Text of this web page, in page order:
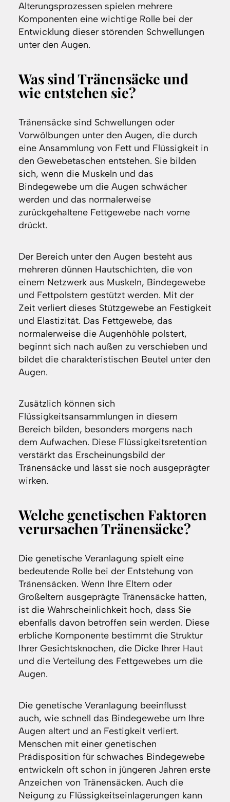
Alterungsprozessen spielen mehrere
Komponenten eine wichtige Rolle bei der
Entwicklung dieser störenden Schwellungen
unter den Augen.
Was sind Tränensäcke und
wie entstehen sie?
Tränensäcke sind Schwellungen oder
Vorwölbungen unter den Augen, die durch
eine Ansammlung von Fett und Flüssigkeit in
den Gewebetaschen entstehen. Sie bilden
sich, wenn die Muskeln und das
Bindegewebe um die Augen schwächer
werden und das normalerweise
zurückgehaltene Fettgewebe nach vorne
drückt.
Der Bereich unter den Augen besteht aus
mehreren dünnen Hautschichten, die von
einem Netzwerk aus Muskeln, Bindegewebe
und Fettpolstern gestützt werden. Mit der
Zeit verliert dieses Stützgewebe an Festigkeit
und Elastizität. Das Fettgewebe, das
normalerweise die Augenhöhle polstert,
beginnt sich nach außen zu verschieben und
bildet die charakteristischen Beutel unter den
Augen.
Zusätzlich können sich
Flüssigkeitsansammlungen in diesem
Bereich bilden, besonders morgens nach
dem Aufwachen. Diese Flüssigkeitsretention
verstärkt das Erscheinungsbild der
Tränensäcke und lässt sie noch ausgeprägter
wirken.
Welche genetischen Faktoren
verursachen Tränensäcke?
Die genetische Veranlagung spielt eine
bedeutende Rolle bei der Entstehung von
Tränensäcken. Wenn Ihre Eltern oder
Großeltern ausgeprägte Tränensäcke hatten,
ist die Wahrscheinlichkeit hoch, dass Sie
ebenfalls davon betroffen sein werden. Diese
erbliche Komponente bestimmt die Struktur
Ihrer Gesichtsknochen, die Dicke Ihrer Haut
und die Verteilung des Fettgewebes um die
Augen.
Die genetische Veranlagung beeinflusst
auch, wie schnell das Bindegewebe um Ihre
Augen altert und an Festigkeit verliert.
Menschen mit einer genetischen
Prädisposition für schwaches Bindegewebe
entwickeln oft schon in jüngeren Jahren erste
Anzeichen von Tränensäcken. Auch die
Neigung zu Flüssigkeitseinlagerungen kann